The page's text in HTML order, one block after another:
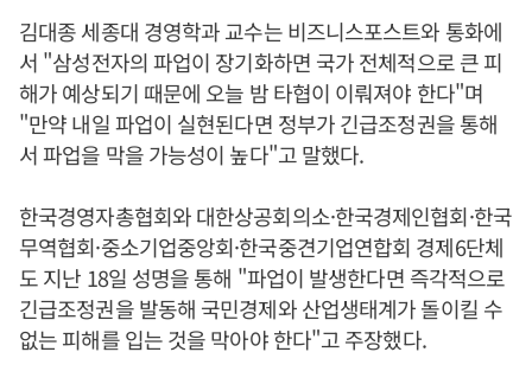
김대종 세종대 경영학과 교수는 비즈니스포스트와 통화에
서 "삼성전자의 파업이 장기화하면 국가 전체적으로 큰 피
해가 예상되기 때문에 오늘 밤 타협이 이뤄져야 한다"며
"만약 내일 파업이 실현된다면 정부가 긴급조정권을 통해
서 파업을 막을 가능성이 높다"고 말했다.
한국경영자총협회와 대한상공회의소·한국경제인협회·한국
무역협회·중소기업중앙회·한국중견기업연합회 경제6단체
도 지난 18일 성명을 통해 "파업이 발생한다면 즉각적으로
긴급조정권을 발동해 국민경제와 산업생태계가 돌이킬 수
없는 피해를 입는 것을 막아야 한다"고 주장했다.